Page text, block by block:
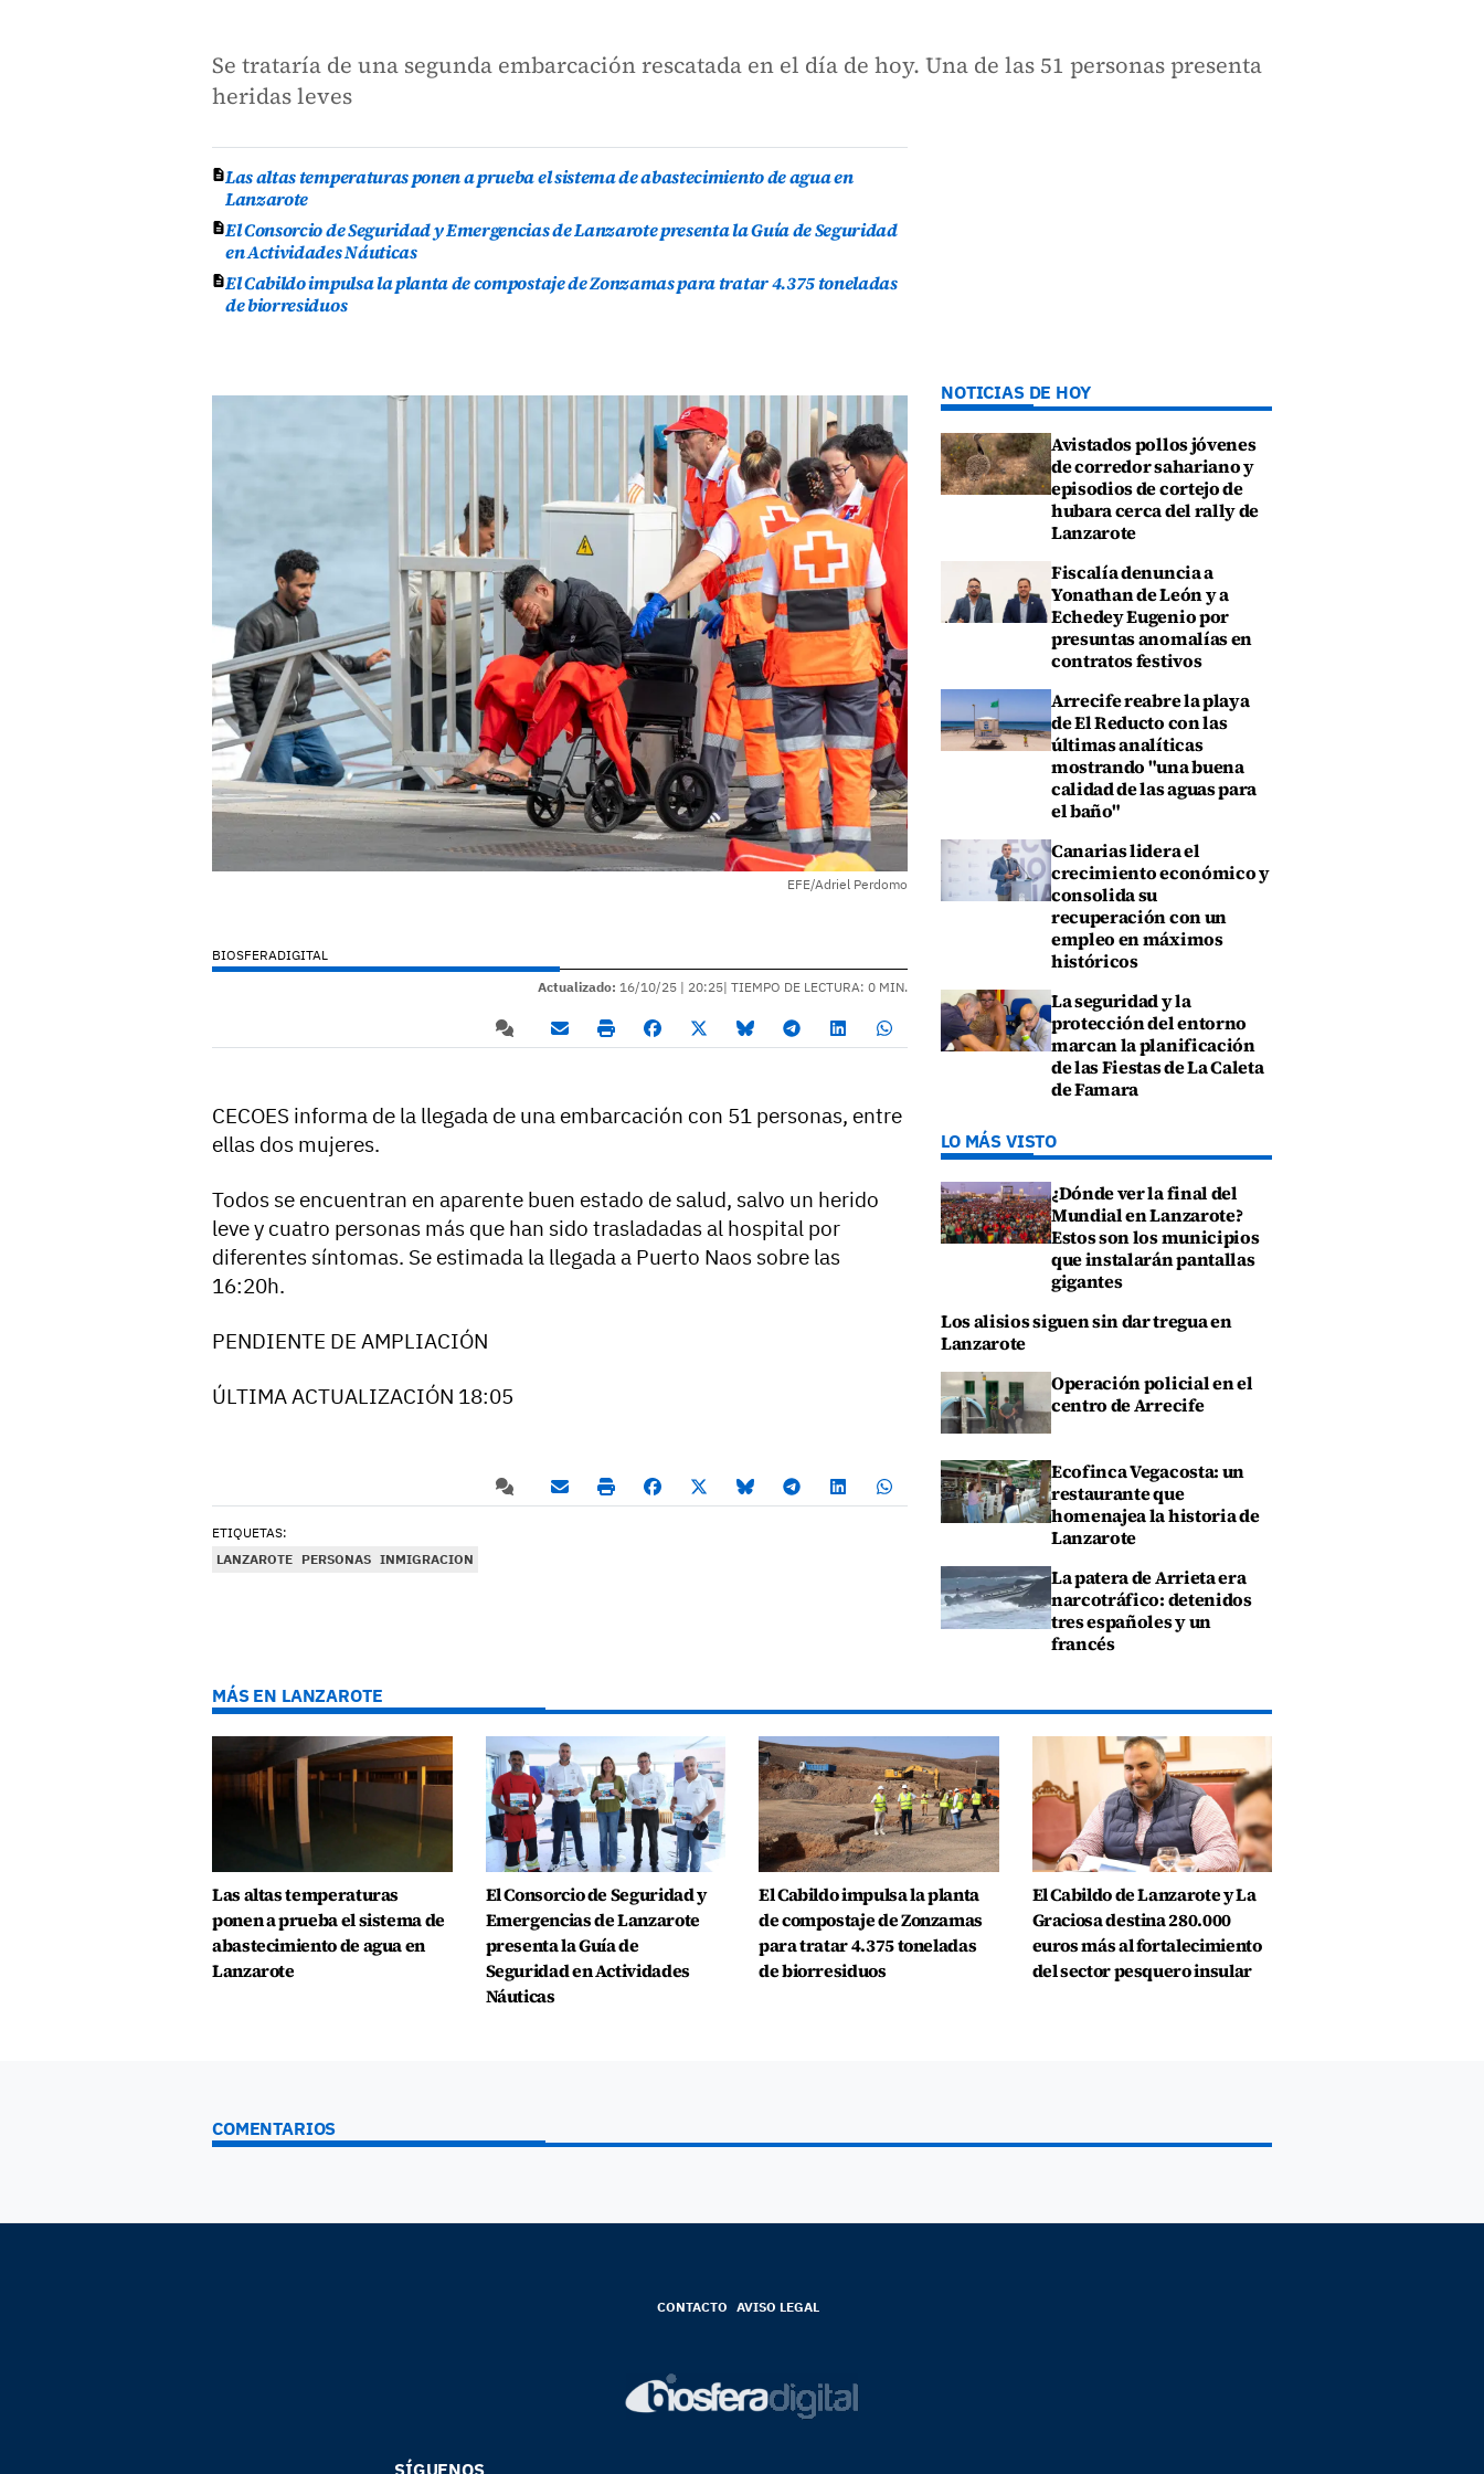
Se trataría de una segunda embarcación rescatada en el día de hoy. Una de las 51 personas presenta
heridas leves
Las altas temperaturas ponen a prueba el sistema de abastecimiento de agua en
Lanzarote
El Consorcio de Seguridad y Emergencias de Lanzarote presenta la Guía de Seguridad
en Actividades Náuticas
El Cabildo impulsa la planta de compostaje de Zonzamas para tratar 4.375 toneladas
de biorresiduos
EFE/Adriel Perdomo
BIOSFERADIGITAL
Actualizado: 16/10/25 | 20:25| TIEMPO DE LECTURA: 0 MIN.
CECOES informa de la llegada de una embarcación con 51 personas, entre
ellas dos mujeres.
Todos se encuentran en aparente buen estado de salud, salvo un herido
leve y cuatro personas más que han sido trasladadas al hospital por
diferentes síntomas. Se estimada la llegada a Puerto Naos sobre las
16:20h.
PENDIENTE DE AMPLIACIÓN
ÚLTIMA ACTUALIZACIÓN 18:05
ETIQUETAS:
LANZAROTE PERSONAS INMIGRACION
NOTICIAS DE HOY
Avistados pollos jóvenes
de corredor sahariano y
episodios de cortejo de
hubara cerca del rally de
Lanzarote
Fiscalía denuncia a
Yonathan de León y a
Echedey Eugenio por
presuntas anomalías en
contratos festivos
Arrecife reabre la playa
de El Reducto con las
últimas analíticas
mostrando "una buena
calidad de las aguas para
el baño"
Canarias lidera el
crecimiento económico y
consolida su
recuperación con un
empleo en máximos
históricos
La seguridad y la
protección del entorno
marcan la planificación
de las Fiestas de La Caleta
de Famara
LO MÁS VISTO
¿Dónde ver la final del
Mundial en Lanzarote?
Estos son los municipios
que instalarán pantallas
gigantes
Los alisios siguen sin dar tregua en
Lanzarote
Operación policial en el
centro de Arrecife
Ecofinca Vegacosta: un
restaurante que
homenajea la historia de
Lanzarote
La patera de Arrieta era
narcotráfico: detenidos
tres españoles y un
francés
MÁS EN LANZAROTE
Las altas temperaturas
ponen a prueba el sistema de
abastecimiento de agua en
Lanzarote
El Consorcio de Seguridad y
Emergencias de Lanzarote
presenta la Guía de
Seguridad en Actividades
Náuticas
El Cabildo impulsa la planta
de compostaje de Zonzamas
para tratar 4.375 toneladas
de biorresiduos
El Cabildo de Lanzarote y La
Graciosa destina 280.000
euros más al fortalecimiento
del sector pesquero insular
COMENTARIOS
CONTACTO AVISO LEGAL